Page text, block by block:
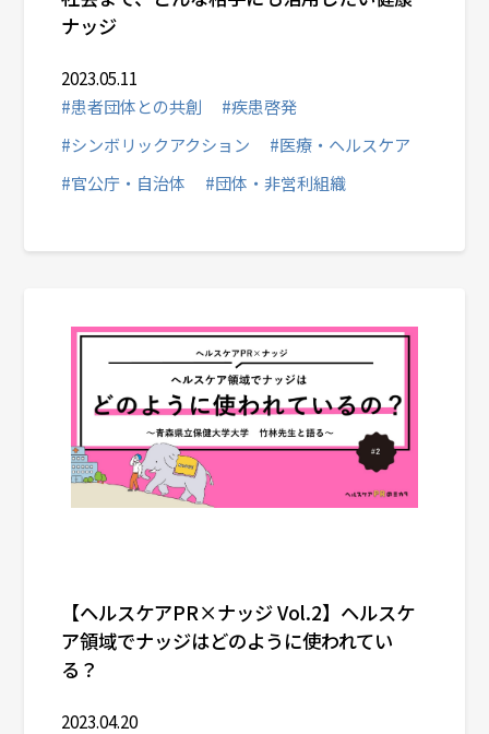
ナッジ
2023.05.11
#患者団体との共創
#疾患啓発
#シンボリックアクション
#医療・ヘルスケア
#官公庁・自治体
#団体・非営利組織
【ヘルスケアPR×ナッジ Vol.2】ヘルスケ
ア領域でナッジはどのように使われてい
る？
2023.04.20